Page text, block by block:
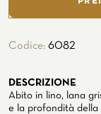
Codice: 6082
DESCRIZIONE
Abito in lino, lana
e la profondità